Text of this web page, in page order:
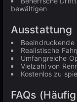
bewältigen
Ausstattung
Beeindruckende
Realistische
Umfangreiche
Vielzahl von
Kostenlos zu
FAQs